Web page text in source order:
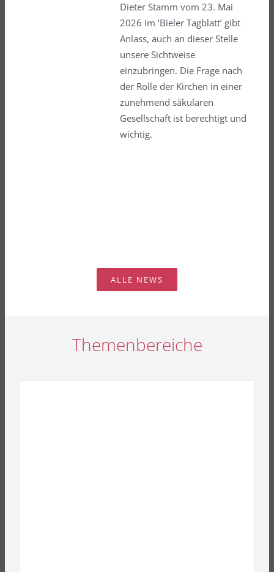
Dieter Stamm vom 23. Mai
2026 im ‘Bieler Tagblatt’ gibt
Anlass, auch an dieser Stelle
unsere Sichtweise
einzubringen. Die Frage nach
der Rolle der Kirchen in einer
zunehmend säkularen
Gesellschaft ist berechtigt und
wichtig.
ALLE NEWS
Themenbereiche